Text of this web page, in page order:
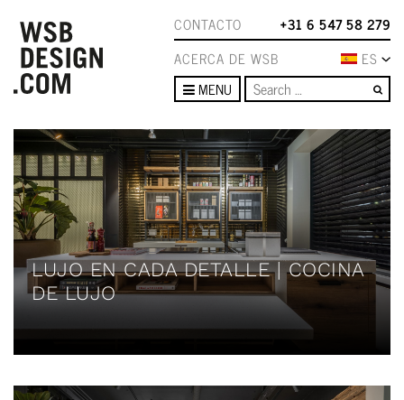
CONTACTO
+31 6 547 58 279
ACERCA DE WSB
ES
MENU
LUJO EN CADA DETALLE | COCINA
DE LUJO